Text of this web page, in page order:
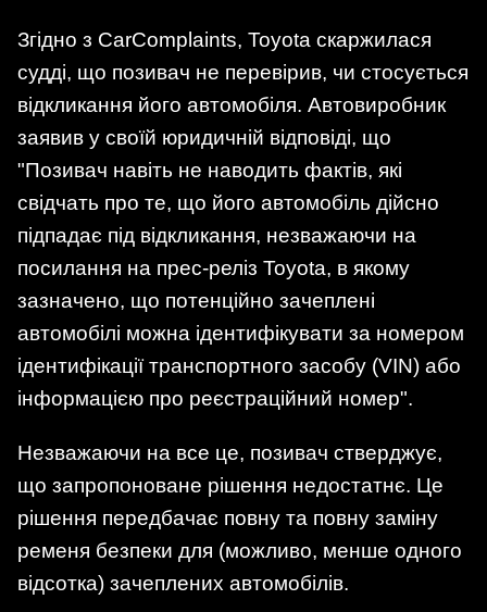
Згідно з CarComplaints, Toyota скаржилася
судді, що позивач не перевірив, чи стосується
відкликання його автомобіля. Автовиробник
заявив у своїй юридичній відповіді, що
"Позивач навіть не наводить фактів, які
свідчать про те, що його автомобіль дійсно
підпадає під відкликання, незважаючи на
посилання на прес-реліз Toyota, в якому
зазначено, що потенційно зачеплені
автомобілі можна ідентифікувати за номером
ідентифікації транспортного засобу (VIN) або
інформацією про реєстраційний номер".
Незважаючи на все це, позивач стверджує,
що запропоноване рішення недостатнє. Це
рішення передбачає повну та повну заміну
ременя безпеки для (можливо, менше одного
відсотка) зачеплених автомобілів.